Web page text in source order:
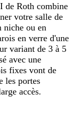
de Roth combine
votre salle de
niche ou en
en verre d'une
variant de 3 à 5
avec une
fixes vont de
les portes
accès.